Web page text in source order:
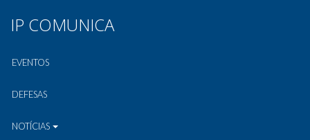
IP COMUNICA
EVENTOS
DEFESAS
NOTÍCIAS